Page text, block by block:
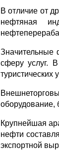
В отличие от
нефтяная
Значительные
сферу услуг.
туристических
оборудование,
Крупнейшая
нефти
экспортной